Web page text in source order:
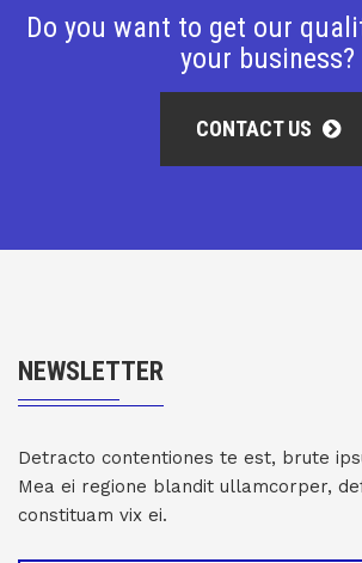
Do you want to get our
your business?
CONTACT US
NEWSLETTER
Detracto contentiones te est, brute
Mea ei regione blandit ullamcorper,
constituam vix ei.